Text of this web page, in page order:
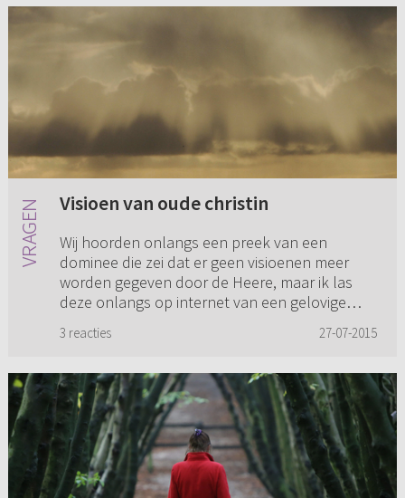
Visioen van oude christin
Wij hoorden onlangs een preek van een
dominee die zei dat er geen visioenen meer
worden gegeven door de Heere, maar ik las
deze onlangs op internet van een gelovige
3 reacties 27-07-2015